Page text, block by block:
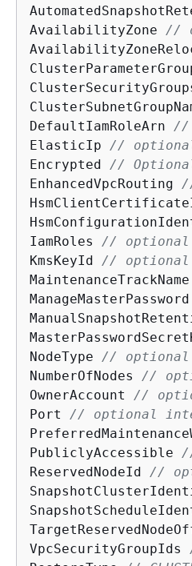
AvailabilityZone //
DefaultIamRoleArn //
ElasticIp //
Encrypted //
EnhancedVpcRouting
IamRoles //
KmsKeyId // optional
MaintenanceTrackName
ManageMasterPassword
NodeType //
NumberOfNodes //
OwnerAccount //
Port // optional
PubliclyAccessible
ReservedNodeId //
VpcSecurityGroupIds